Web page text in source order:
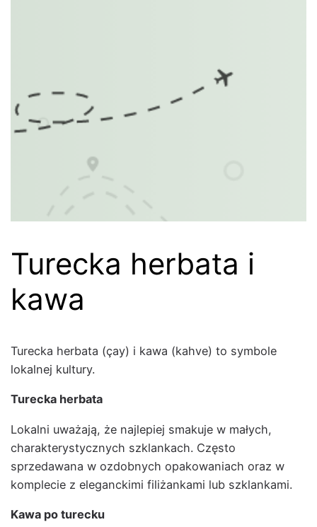
Turecka herbata i
kawa
Turec­ka herba­ta (çay) i kawa (kahve) to sym­bole
lokalnej kul­tu­ry.
Turec­ka herba­ta
Lokalni uważa­ją, że najlepiej smaku­je w małych,
charak­terysty­cznych szk­lankach. Częs­to
sprzedawana w ozdob­nych opakowa­ni­ach oraz w
kom­ple­cie z ele­gancki­mi fil­iżanka­mi lub szk­lanka­mi.
Kawa po turecku